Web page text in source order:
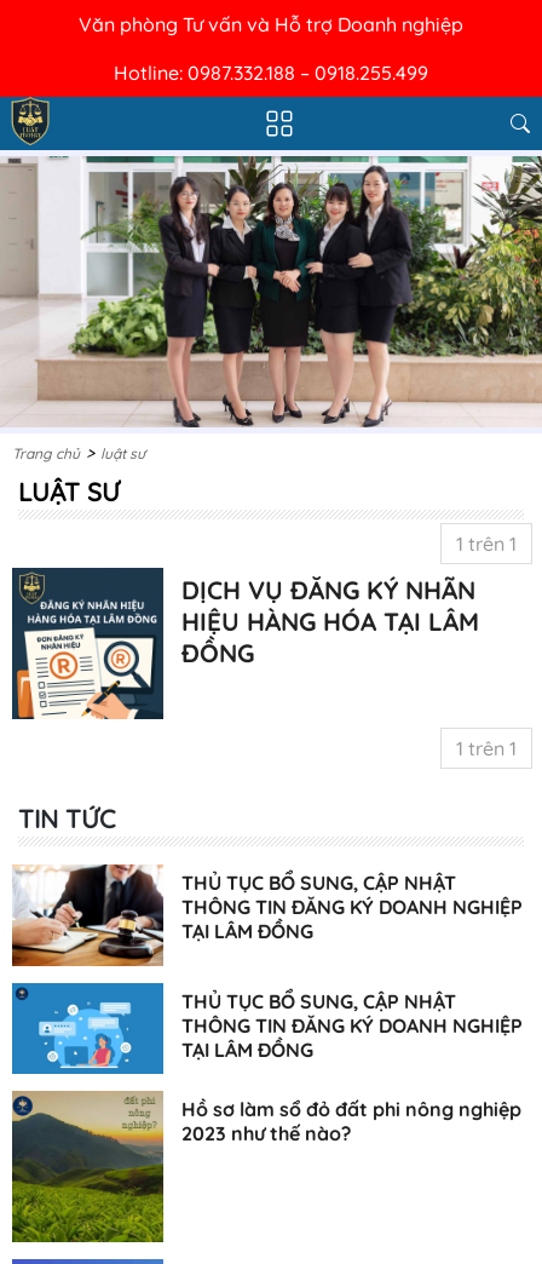
Văn phòng Tư vấn và Hỗ trợ Doanh nghiệp
Hotline: 0987.332.188 – 0918.255.499
Trang chủ > luật sư
LUẬT SƯ
1 trên 1
DỊCH VỤ ĐĂNG KÝ NHÃN
HIỆU HÀNG HÓA TẠI LÂM
ĐỒNG
1 trên 1
TIN TỨC
THỦ TỤC BỔ SUNG, CẬP NHẬT
THÔNG TIN ĐĂNG KÝ DOANH NGHIỆP
TẠI LÂM ĐỒNG
THỦ TỤC BỔ SUNG, CẬP NHẬT
THÔNG TIN ĐĂNG KÝ DOANH NGHIỆP
TẠI LÂM ĐỒNG
Hồ sơ làm sổ đỏ đất phi nông nghiệp
2023 như thế nào?